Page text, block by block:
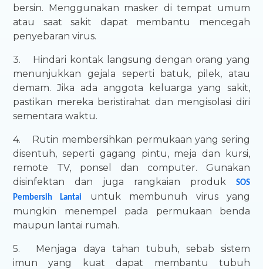
bersin. Menggunakan masker di tempat umum
atau saat sakit dapat membantu mencegah
penyebaran virus.
3.
Hindari kontak langsung dengan orang yang
menunjukkan gejala seperti batuk, pilek, atau
demam. Jika ada anggota keluarga yang sakit,
pastikan mereka beristirahat dan mengisolasi diri
sementara waktu.
4.
Rutin membersihkan permukaan yang sering
disentuh, seperti gagang pintu, meja dan kursi,
remote TV, ponsel dan computer. Gunakan
disinfektan dan juga rangkaian produk
SOS
Pembersih Lantai
untuk membunuh virus yang
mungkin menempel pada permukaan benda
maupun lantai rumah.
5.
Menjaga daya tahan tubuh, sebab sistem
imun yang kuat dapat membantu tubuh